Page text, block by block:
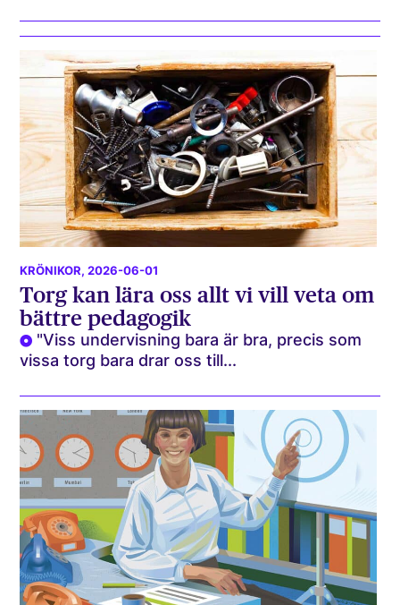
KRÖNIKOR, 2026-06-01
Torg kan lära oss allt vi vill veta om
bättre pedagogik
"Viss undervisning bara är bra, precis som
vissa torg bara drar oss till...